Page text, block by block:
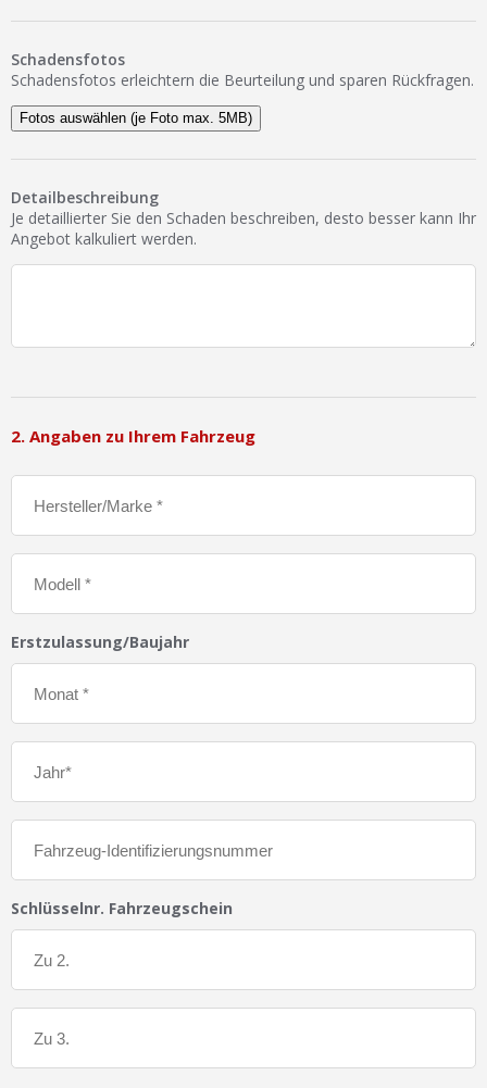
Schadensfotos
Schadensfotos erleichtern die Beurteilung und sparen Rückfragen.
Fotos auswählen (je Foto max. 5MB)
Detailbeschreibung
Je detaillierter Sie den Schaden beschreiben, desto besser kann Ihr
Angebot kalkuliert werden.
2. Angaben zu Ihrem Fahrzeug
Erstzulassung/Baujahr
Schlüsselnr. Fahrzeugschein